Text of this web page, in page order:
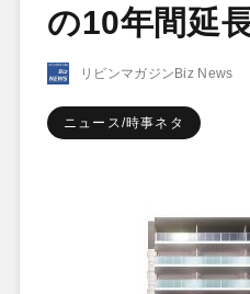
の10年間延
リビンマガジンBiz News
ニュース/時事ネタ